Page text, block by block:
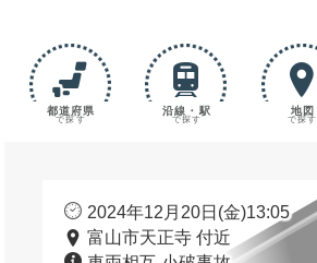
都道府県
で探す
沿線・駅
で探す
地図
で探す
2024年12月20日(金)13:05
富山市天正寺 付近